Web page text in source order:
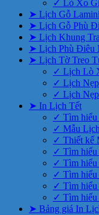
✓ Lò Xo
➤ Lịch Gỗ
➤ Lịch Gỗ Phù
➤ Lịch Khung
➤ Lịch Phù Điêu
➤ Lịch Tờ Treo
✓ Lịch Lò
✓ Lịch
✓ Lịch
➤ In Lịch Tết
✓ Tìm
✓ Mẫu
✓ Thiết kế
✓ Tìm
✓ Tìm
✓ Tìm
✓ Tìm
✓ Tìm hiểu
➤ Bảng giá In